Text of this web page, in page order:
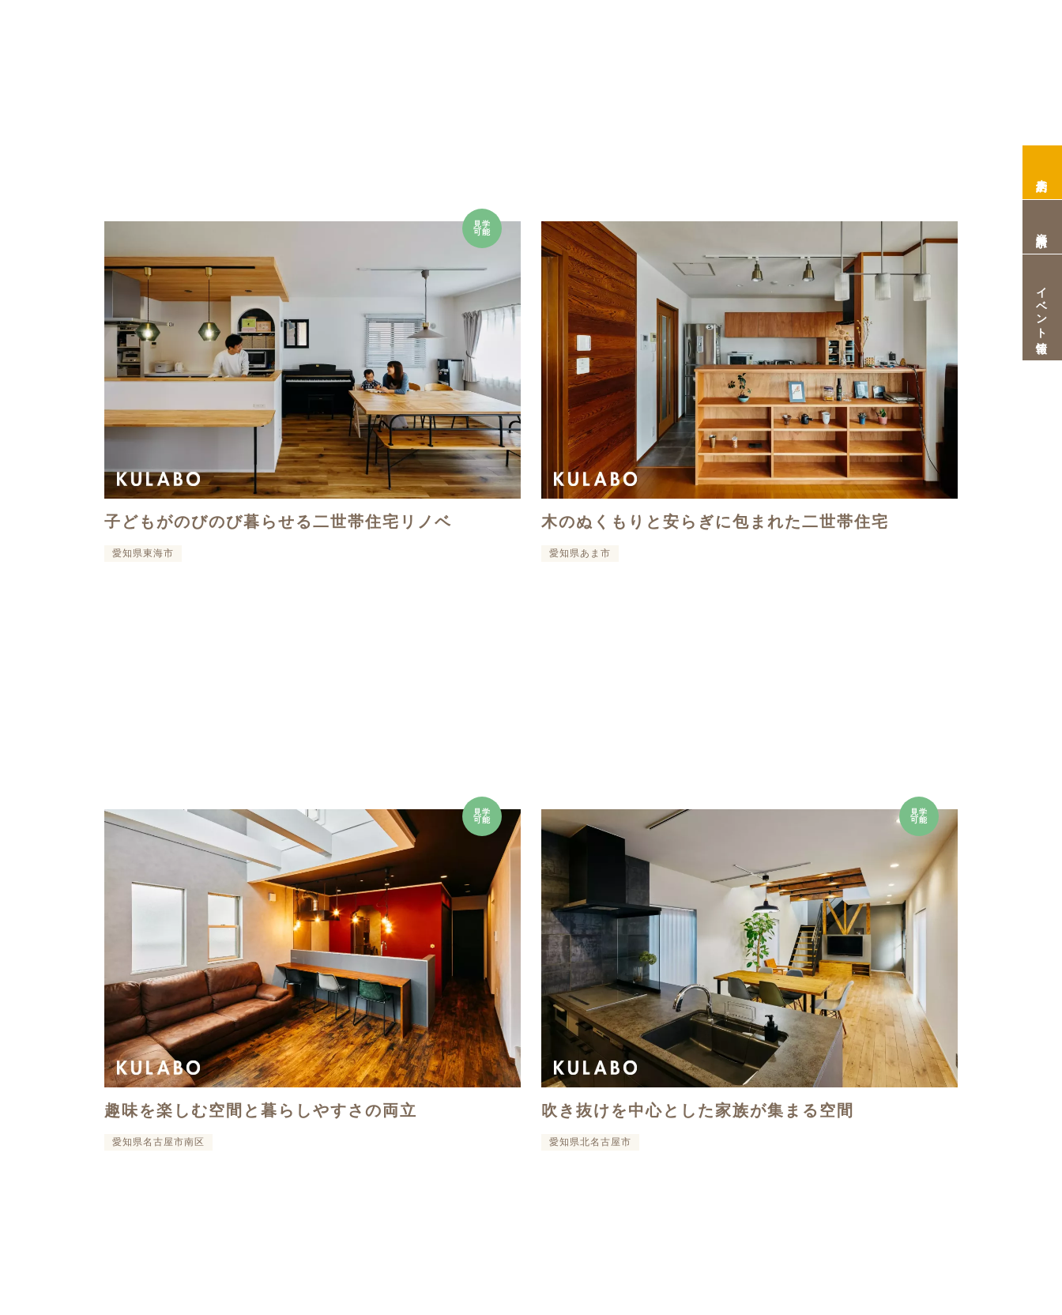
イベント情報
見学
可能
子どもがのびのび暮らせる二世帯住宅リノベ
愛知県東海市
木のぬくもりと安らぎに包まれた二世帯住宅
愛知県あま市
見学
可能
趣味を楽しむ空間と暮らしやすさの両立
愛知県名古屋市南区
見学
可能
吹き抜けを中心とした家族が集まる空間
愛知県北名古屋市